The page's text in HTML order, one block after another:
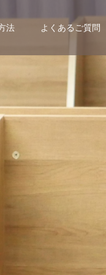
法 よくあるご質問